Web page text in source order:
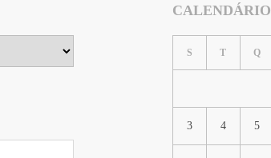
CALENDÁRIO
S T Q
3 4 5